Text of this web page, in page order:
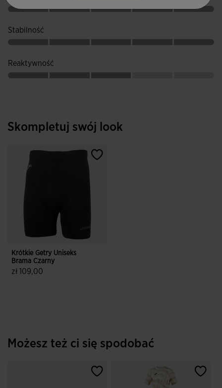
zapewnić wyjątkową przyczepność na trudnych i
Stabilność
Reaktywność
Skompletuj swój look
Krótkie Getry Uniseks
Brama Czarny
zł 109,00
Możesz też ci się spodobać